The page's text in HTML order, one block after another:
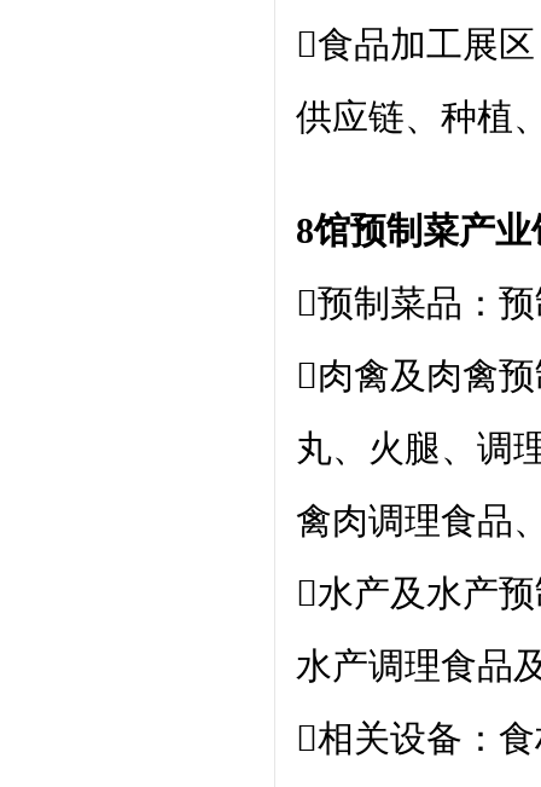
食品加工展
供应链、种植
8馆预制菜产业
预制菜品：
肉禽及肉禽
丸、火腿、调
禽肉调理食品
水产及水产
水产调理食品
相关设备：